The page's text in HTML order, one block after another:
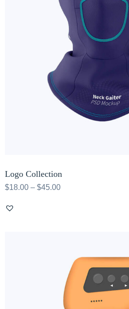
Logo Collection
$18.00 – $45.00